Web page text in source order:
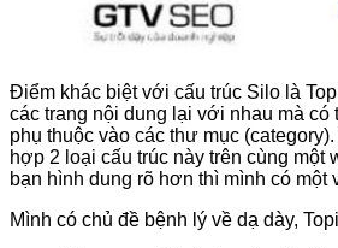
Điểm khác biệt với cấu trúc Silo là
các trang nội dung lại với nhau mà có
phụ thuộc vào các thư mục
hợp 2 loại cấu trúc này trên cùng một
bạn hình dung rõ hơn thì mình có một
Mình có chủ đề bệnh lý về dạ dày,